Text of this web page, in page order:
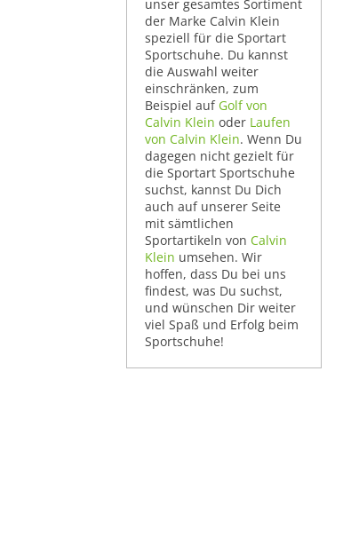
unser gesamtes Sortiment
der Marke Calvin Klein
speziell für die Sportart
Sportschuhe. Du kannst
die Auswahl weiter
einschränken, zum
Beispiel auf Golf von
Calvin Klein oder Laufen
von Calvin Klein. Wenn Du
dagegen nicht gezielt für
die Sportart Sportschuhe
suchst, kannst Du Dich
auch auf unserer Seite
mit sämtlichen
Sportartikeln von Calvin
Klein umsehen. Wir
hoffen, dass Du bei uns
findest, was Du suchst,
und wünschen Dir weiter
viel Spaß und Erfolg beim
Sportschuhe!